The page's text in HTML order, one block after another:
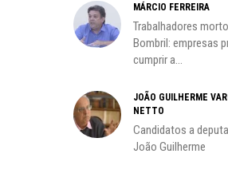
MÁRCIO FERREIRA
Trabalhadores
Bombril: empresas
cumprir a...
JOÃO GUILHERME
NETTO
Candidatos a
João Guilherme